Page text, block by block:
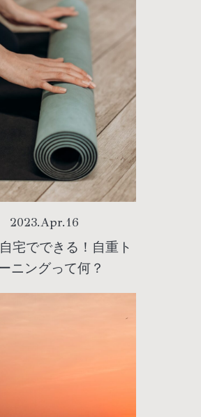
ピッタリなワケ。
2023.Apr.16
宅でできる！自重ト
ニングって何？